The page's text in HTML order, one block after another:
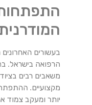
בעשורים
הרפואה בישראל.
משאבים רבים
מקצועיים.
יותר ומעקב צמוד